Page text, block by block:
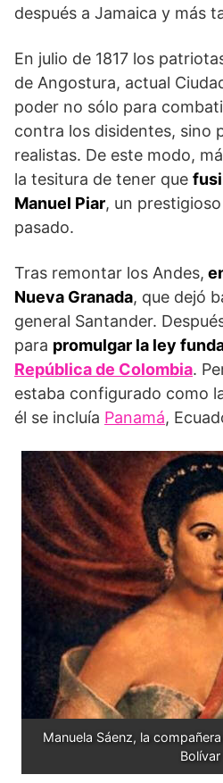
después a Jamaica y más
En julio de 1817 los
de Angostura, actual
poder no sólo para
contra los disidentes, sino
realistas. De este modo,
la tesitura de tener que
Manuel Piar, un
pasado.
Tras remontar los Andes, e
Nueva Granada, que dejó
general Santander.
para promulgar la ley
República de Colombia.
estaba configurado como
él se incluía Panamá,
Manuela Sáenz, la
Bolívar